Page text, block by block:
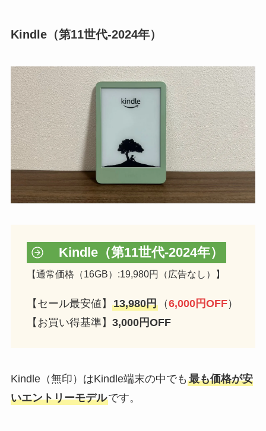
Kindle（第11世代-2024年）
Kindle（第11世代-2024年）
【通常価格（16GB）:19,980円（広告なし）】
【セール最安値】 13,980円（6,000円OFF）
【お買い得基準】 3,000円OFF
Kindle（無印）はKindle端末の中でも 最も価格が安
いエントリーモデルです。